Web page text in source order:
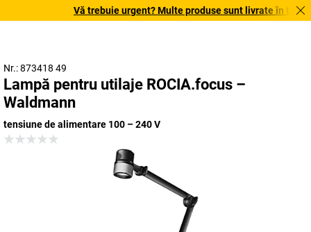
Vă trebuie urgent? Multe produse sunt livrate în
Nr.: 873418 49
Lampă pentru utilaje ROCIA.focus –
Waldmann
tensiune de alimentare 100 – 240 V